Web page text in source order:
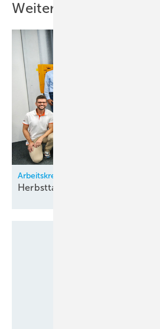
Weitere Inhalte
Arbeitskreis Klimatechnik
Herbsttagung bei